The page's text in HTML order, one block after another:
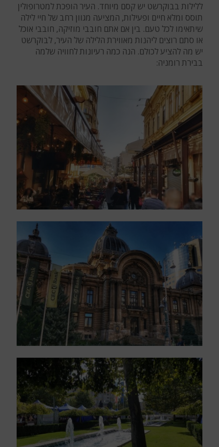
ללילות בבוקרשט יש קסם מיוחד. העיר הופכת למטרופולין
תוסס ומלא חיים ופעילות, המציעה מגוון רחב של חיי לילה
שיתאימו לכל טעם. בין אם אתם חובבי מוזיקה, חובבי אוכל
או סתם רוצים ליהנות מאווירת הלילה של העיר, לבוקרשט
יש מה להציע לכולם. הנה כמה רעיונות לחוויה שלמה
בבירת רומניה: